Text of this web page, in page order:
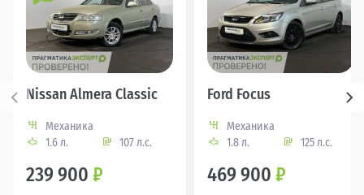
Nissan Almera Classic
Механика
1.6 л.
107 л.с.
239 900 ₽
Ford Focus
Механика
1.8 л.
125 л.с.
469 900 ₽